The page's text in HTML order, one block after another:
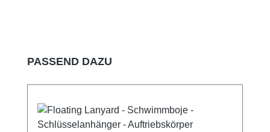
Produktgalerie überspringen
PASSEND DAZU